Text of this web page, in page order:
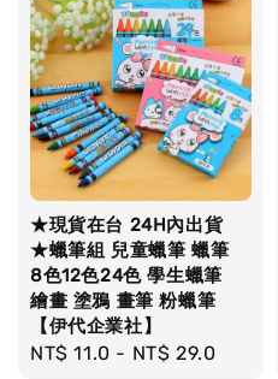
★現貨在台 24H內出貨
★蠟筆組 兒童蠟筆 蠟筆
8色12色24色 學生蠟筆
繪畫 塗鴉 畫筆 粉蠟筆
【伊代企業社】
Regular
NT$ 11.0 - NT$ 29.0